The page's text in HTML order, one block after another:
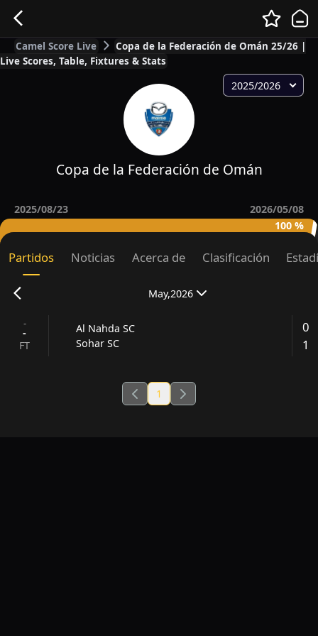
Camel Score Live
Copa de la Federación de Omán 25/26 |
Live Scores, Table, Fixtures & Stats
2025/2026
Copa de la Federación de Omán
2025/08/23
2026/05/08
100 %
Partidos Noticias Acerca de Clasificación
May,2026
-
-
FT
Al Nahda SC
Sohar SC
0
1
1